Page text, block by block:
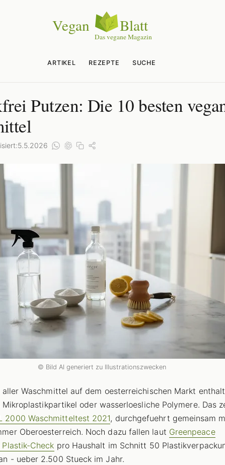
ARTIKEL REZEPTE SUCHE
Putzen: Die 10 besten
5.5.2026
© Bild AI generiert zu Illustrationszwecken
Waschmittel auf dem oesterreichischen Markt
oder wasserloesliche Polymere. Das
2000 Waschmitteltest 2021, durchgefuehrt gemeinsam
Oberoesterreich. Noch dazu fallen laut Greenpeace
Check pro Haushalt im Schnitt 50
- ueber 2.500 Stueck im Jahr.